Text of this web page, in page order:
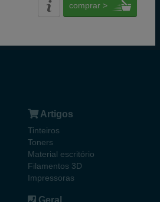
comprar >
Artigos
Tinteiros
Toners
Material escritório
Filamentos 3D
Impressoras
Geral